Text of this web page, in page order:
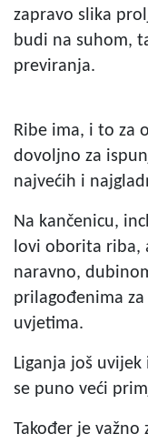
zapravo slika
budi na suhom,
previranja.
Ribe ima, i to za
dovoljno za
najvećih i
Na kančenicu,
lovi oborita riba,
naravno,
prilagođenima
uvjetima.
Liganja još
se puno veći
Također je